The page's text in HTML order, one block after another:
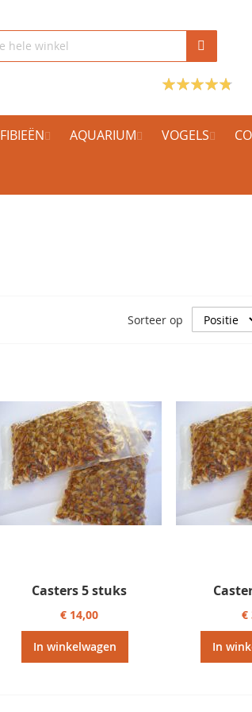
AQUARIUM VOGELS
Sorteer op
Casters 5 stuks
€ 14,00
In winkelwagen
€
In